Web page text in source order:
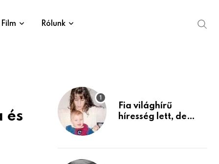
Film Rólunk
és
Fia világhírű
híresség lett, de
mint azt el tudnád